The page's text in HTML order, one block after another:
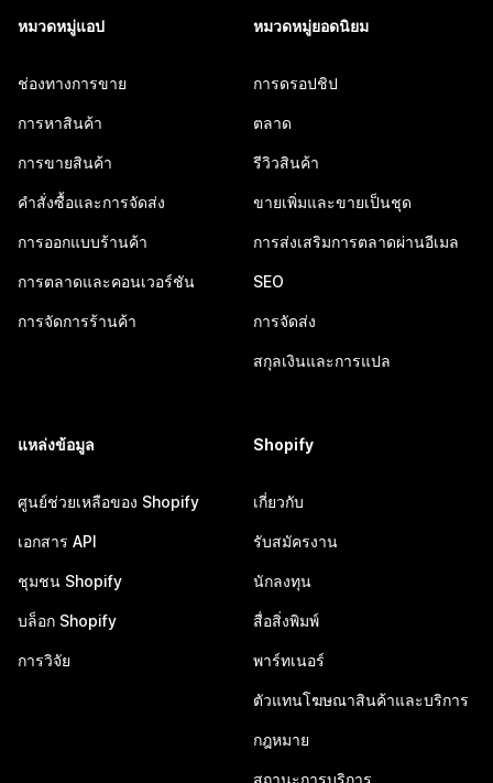
หมวดหมู่แอป
ช่องทางการขาย
การหาสินค้า
การขายสินค้า
คำสั่งซื้อและการจัดส่ง
การออกแบบร้านค้า
การตลาดและคอนเวอร์ชัน
การจัดการร้านค้า
หมวดหมู่ยอดนิยม
การดรอปชิป
ตลาด
รีวิวสินค้า
ขายเพิ่มและขายเป็นชุด
การส่งเสริมการตลาดผ่านอีเมล
SEO
การจัดส่ง
สกุลเงินและการแปล
แหล่งข้อมูล
ศูนย์ช่วยเหลือของ Shopify
เอกสาร API
ชุมชน Shopify
บล็อก Shopify
การวิจัย
Shopify
เกี่ยวกับ
รับสมัครงาน
นักลงทุน
สื่อสิ่งพิมพ์
พาร์ทเนอร์
ตัวแทนโฆษณาสินค้าและบริการ
กฎหมาย